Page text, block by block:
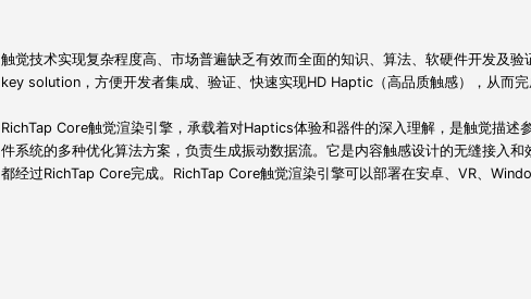
触觉技术实现复杂程度高、市场普遍缺乏有效而全面的知识、算法、软硬件开发及
key solution，方便开发者集成、验证、快速实现HD Haptic（高品质触感），从而完
RichTap Core触觉渲染引擎，承载着对Haptics体验和器件的深入理解，是触觉描
件系统的多种优化算法方案，负责生成振动数据流。它是内容触感设计的无缝接入
都经过RichTap Core完成。RichTap Core触觉渲染引擎可以部署在安卓、VR、